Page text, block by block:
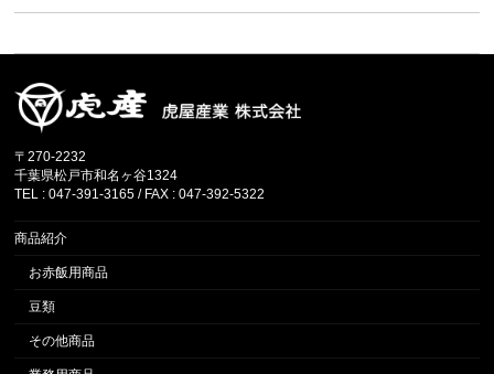
〒270-2232
千葉県松戸市和名ヶ谷1324
TEL : 047-391-3165 / FAX : 047-392-5322
商品紹介
お赤飯用商品
豆類
その他商品